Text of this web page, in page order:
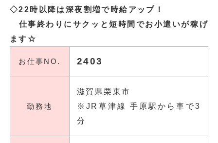
◇22時以降は深夜割増で時給アップ！
仕事終わりにサクッと短時間でお小遣いが稼げ
ます☆
お仕事NO. 2403
勤務地
滋賀県栗東市
※JR草津線 手原駅から車で3
分